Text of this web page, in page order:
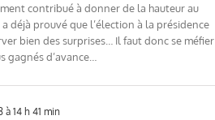
contribué à donner de la hauteur au
a déjà prouvé que l’élection à la présidence
bien des surprises… Il faut donc se méfier
d’avance…
14 h 41 min